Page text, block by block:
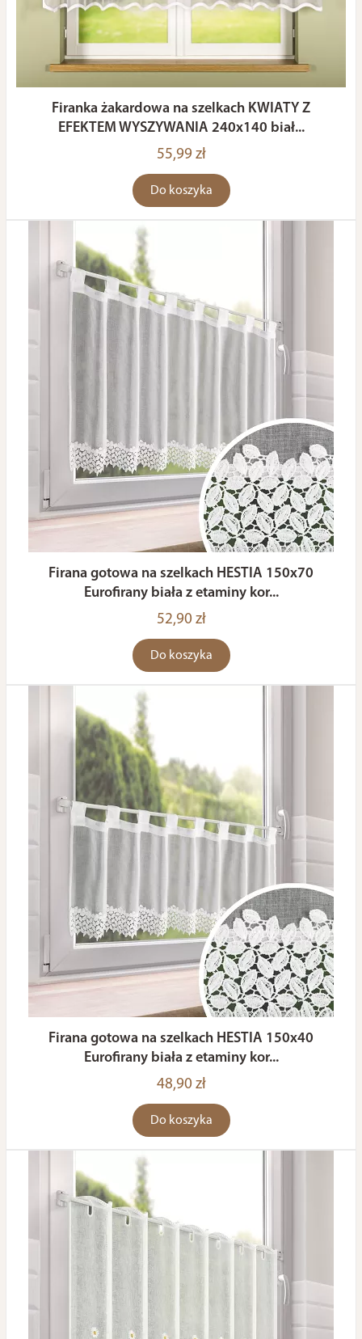
Firanka żakardowa na szelkach KWIATY Z
EFEKTEM WYSZYWANIA 240x140 biał...
55,99 zł
Do koszyka
Firana gotowa na szelkach HESTIA 150x70
Eurofirany biała z etaminy kor...
52,90 zł
Do koszyka
Firana gotowa na szelkach HESTIA 150x40
Eurofirany biała z etaminy kor...
48,90 zł
Do koszyka